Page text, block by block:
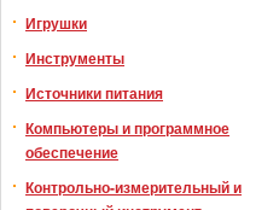
Игрушки
Инструменты
Источники питания
Компьютеры и программное
обеспечение
Контрольно-измерительный и